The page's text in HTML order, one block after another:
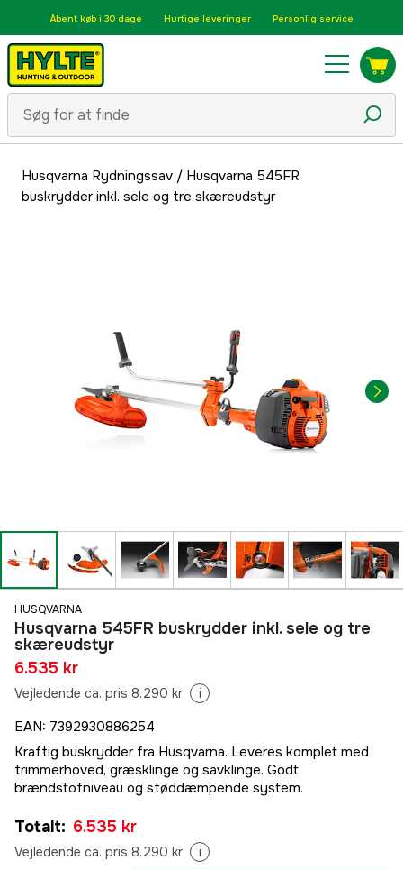
Åbent køb i 30 dage Hurtige leveringer Personlig service
Husqvarna Rydningssav / Husqvarna 545FR
buskrydder inkl. sele og tre skæreudstyr
HUSQVARNA
Husqvarna 545FR buskrydder inkl. sele og tre
skæreudstyr
6.535 kr
Vejledende ca. pris 8.290 kr i
EAN: 7392930886254
Kraftig buskrydder fra Husqvarna. Leveres komplet med
trimmerhoved, græsklinge og savklinge. Godt
brændstofniveau og støddæmpende system.
Totalt: 6.535 kr
Vejledende ca. pris 8.290 kr i